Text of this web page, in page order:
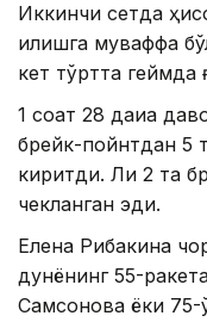
Иккинчи сетда
қилишга муваффақ
кет тўртта геймда
1 соат 28 дақиқа
брейк-пойнтдан 5
киритди. Ли 2 та
чекланган эди.
Елена Рибакина
дунёнинг 55-
Самсонова ёки 75-